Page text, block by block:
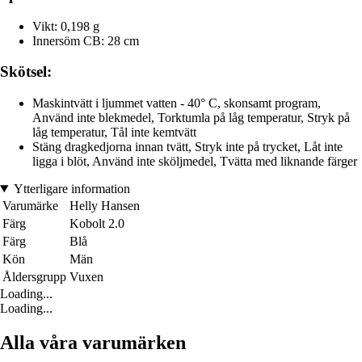
Vikt: 0,198 g
Innersöm CB: 28 cm
Skötsel:
Maskintvätt i ljummet vatten - 40° C, skonsamt program,
Använd inte blekmedel, Torktumla på låg temperatur, Stryk på
låg temperatur, Tål inte kemtvätt
Stäng dragkedjorna innan tvätt, Stryk inte på trycket, Låt inte
ligga i blöt, Använd inte sköljmedel, Tvätta med liknande färger
Ytterligare information
Varumärke
Helly Hansen
Färg
Kobolt 2.0
Färg
Blå
Kön
Män
Åldersgrupp Vuxen
Loading...
Loading...
Alla våra varumärken